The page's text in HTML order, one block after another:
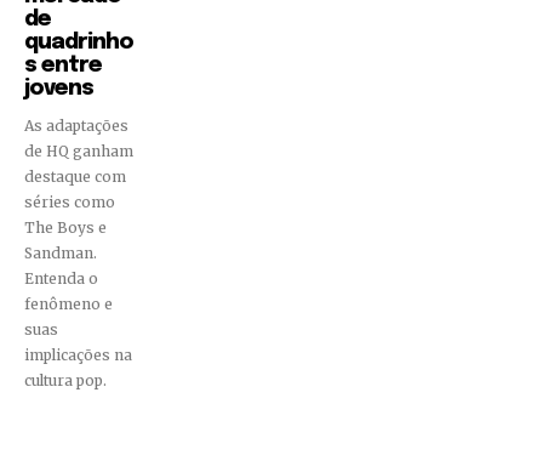
de
quadrinho
s entre
jovens
As adaptações
de HQ ganham
destaque com
séries como
The Boys e
Sandman.
Entenda o
fenômeno e
suas
implicações na
cultura pop.